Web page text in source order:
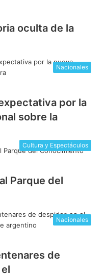
oculta de la
Nacionales
por la
sobre la
Cultura y Espectáculos
Parque del
Nacionales
de